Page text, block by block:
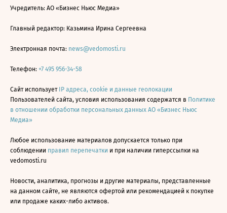
Учредитель: АО «Бизнес Ньюс Медиа»
Главный редактор: Казьмина Ирина Сергеевна
Электронная почта: news@vedomosti.ru
Телефон: +7 495 956-34-58
Сайт использует IP адреса, cookie и данные геолокации
Пользователей сайта, условия использования содержатся в Политике
в отношении обработки персональных данных АО «Бизнес Ньюс
Медиа»
Любое использование материалов допускается только при
соблюдении правил перепечатки и при наличии гиперссылки на
vedomosti.ru
Новости, аналитика, прогнозы и другие материалы, представленные
на данном сайте, не являются офертой или рекомендацией к покупке
или продаже каких-либо активов.